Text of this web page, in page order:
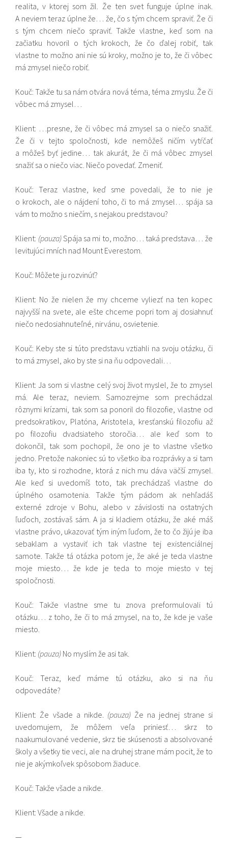
realita, v ktorej som žil. Že ten svet funguje úplne inak.
A neviem teraz úplne že… že, čo s tým chcem spraviť. Že či
s tým chcem niečo spraviť. Takže vlastne, keď som na
začiatku hovoril o tých krokoch, že čo ďalej robiť, tak
vlastne to možno ani nie sú kroky, možno je to, že či vôbec
má zmysel niečo robiť.
Kouč: Takže tu sa nám otvára nová téma, téma zmyslu. Že či
vôbec má zmysel…
Klient: …presne, že či vôbec má zmysel sa o niečo snažiť.
Že či v tejto spoločnosti, kde nemôžeš ničím vytŕčať
a môžeš byť jedine… tak akurát, že či má vôbec zmysel
snažiť sa o niečo viac. Niečo povedať. Zmeniť.
Kouč: Teraz vlastne, keď sme povedali, že to nie je
o krokoch, ale o nájdení toho, či to má zmysel… spája sa
vám to možno s niečím, s nejakou predstavou?
Klient: (pauza)Spája sa mi to, možno… taká predstava… že
levitujúci mních nad Mount Everestom.
Kouč: Môžete ju rozvinúť?
Klient: No že nielen že my chceme vyliezť na ten kopec
najvyšší na svete, ale ešte chceme popri tom aj dosiahnuť
niečo nedosiahnuteľné, nirvánu, osvietenie.
Kouč: Keby ste si túto predstavu vztiahli na svoju otázku, či
to má zmysel, ako by ste si na ňu odpovedali…
Klient: Ja som si vlastne celý svoj život myslel, že to zmysel
má. Ale teraz, neviem. Samozrejme som prechádzal
rôznymi krízami, tak som sa ponoril do filozofie, vlastne od
predsokratikov, Platóna, Aristotela, kresťanskú filozofiu až
po filozofiu dvadsiateho storočia… ale keď som to
dokončil, tak som pochopil, že ono je to vlastne všetko
jedno. Pretože nakoniec sú to všetko iba rozprávky a si tam
iba ty, kto si rozhodne, ktorá z nich mu dáva väčší zmysel.
Ale keď si uvedomíš toto, tak prechádzaš vlastne do
úplného osamotenia. Takže tým pádom ak nehľadáš
externé zdroje v Bohu, alebo v závislosti na ostatných
ľuďoch, zostávaš sám. A ja si kladiem otázku, že aké máš
vlastne právo, ukazovať tým iným ľuďom, že to čo žijú je iba
sebaklam a vystaviť ich tak vlastne tej existenciálnej
samote. Takže tá otázka potom je, že aké je teda vlastne
moje miesto… že kde je teda to moje miesto v tej
spoločnosti.
Kouč: Takže vlastne sme tu znova preformulovali tú
otázku… z toho, že či to má zmysel, na to, že kde je vaše
miesto.
Klient: (pauza) No myslím že asi tak.
Kouč: Teraz, keď máme tú otázku, ako si na ňu
odpovedáte?
Klient: Že všade a nikde. (pauza) Že na jednej strane si
uvedomujem, že môžem veľa priniesť… skrz to
naakumulované vedenie, skrz tie skúsenosti a absolvované
školy a všetky tie veci, ale na druhej strane mám pocit, že to
nie je akýmkoľvek spôsobom žiaduce.
Kouč: Takže všade a nikde.
Klient: Všade a nikde.
—